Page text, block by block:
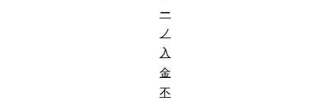
ー
ノ
入
金
不